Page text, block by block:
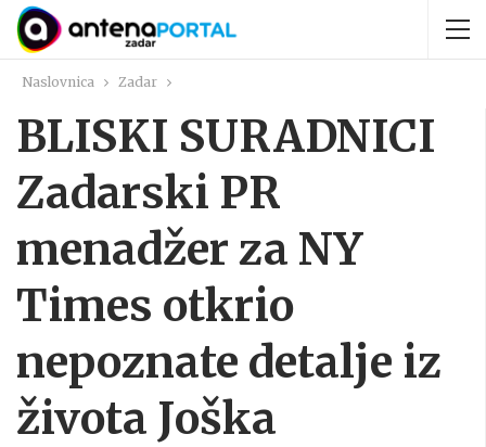
Naslovnica Zadar
BLISKI SURADNICI
Zadarski PR
menadžer za NY
Times otkrio
nepoznate detalje iz
života Joška